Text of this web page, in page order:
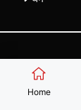
|
Home